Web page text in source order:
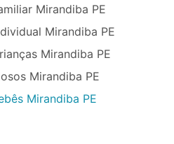
Mirandiba PE
Mirandiba PE
Mirandiba PE
Mirandiba PE
Mirandiba PE